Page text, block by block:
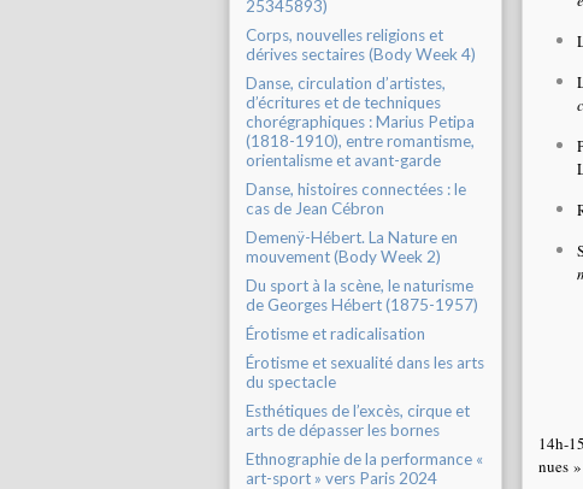
25345893)
Corps, nouvelles religions et
dérives sectaires (Body Week 4)
Danse, circulation d’artistes,
d’écritures et de techniques
chorégraphiques : Marius Petipa
(1818-1910), entre romantisme,
orientalisme et avant-garde
Danse, histoires connectées : le
cas de Jean Cébron
Demenÿ-Hébert. La Nature en
mouvement (Body Week 2)
Du sport à la scène, le naturisme
de Georges Hébert (1875-1957)
Érotisme et radicalisation
Érotisme et sexualité dans les arts
du spectacle
Esthétiques de l’excès, cirque et
arts de dépasser les bornes
Ethnographie de la performance «
art-sport » vers Paris 2024
14h-
nues